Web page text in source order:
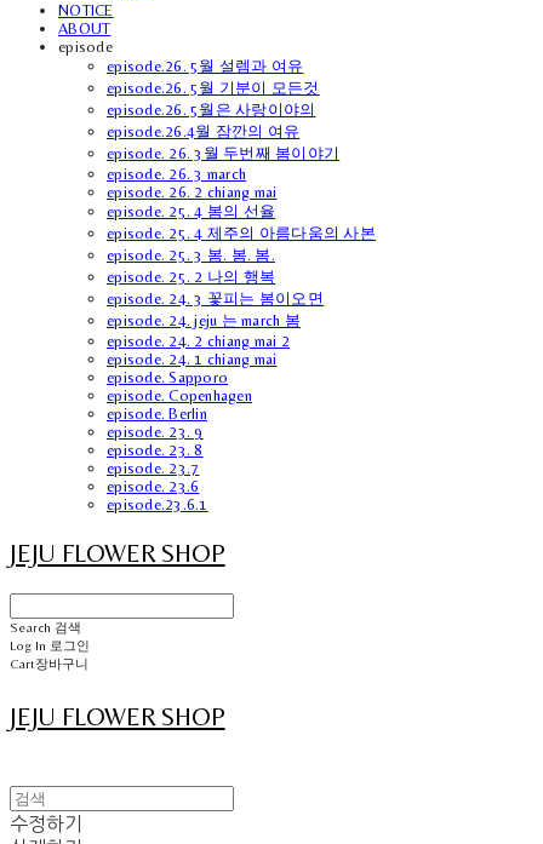
NOTICE
ABOUT
episode
episode.26. 5월 설렘과 여유
episode.26. 5월 기분이 모든것
episode.26. 5월은 사랑이야의
episode.26.4월 잠깐의 여유
episode. 26. 3월 두번째 봄이야기
episode. 26. 3 march
episode. 26. 2 chiang mai
episode. 25. 4 봄의 선율
episode. 25. 4 제주의 아름다움의 사본
episode. 25. 3 봄. 봄. 봄.
episode. 25. 2 나의 행복
episode. 24. 3 꽃피는 봄이오면
episode. 24. jeju 는 march 봄
episode. 24. 2 chiang mai 2
episode. 24. 1 chiang mai
episode. Sapporo
episode. Copenhagen
episode. Berlin
episode. 23. 9
episode. 23. 8
episode. 23.7
episode. 23.6
episode.23.6.1
JEJU FLOWER SHOP
Search 검색
Log In 로그인
Cart장바구니
JEJU FLOWER SHOP
수정하기